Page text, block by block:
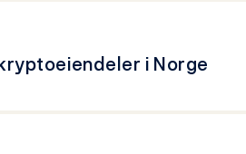
i Norge